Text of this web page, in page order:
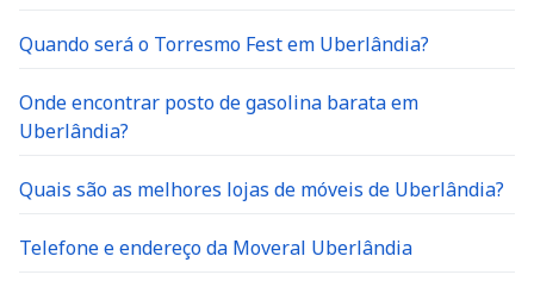
Quando será o Torresmo Fest em Uberlândia?
Onde encontrar posto de gasolina barata em
Uberlândia?
Quais são as melhores lojas de móveis de Uberlândia?
Telefone e endereço da Moveral Uberlândia